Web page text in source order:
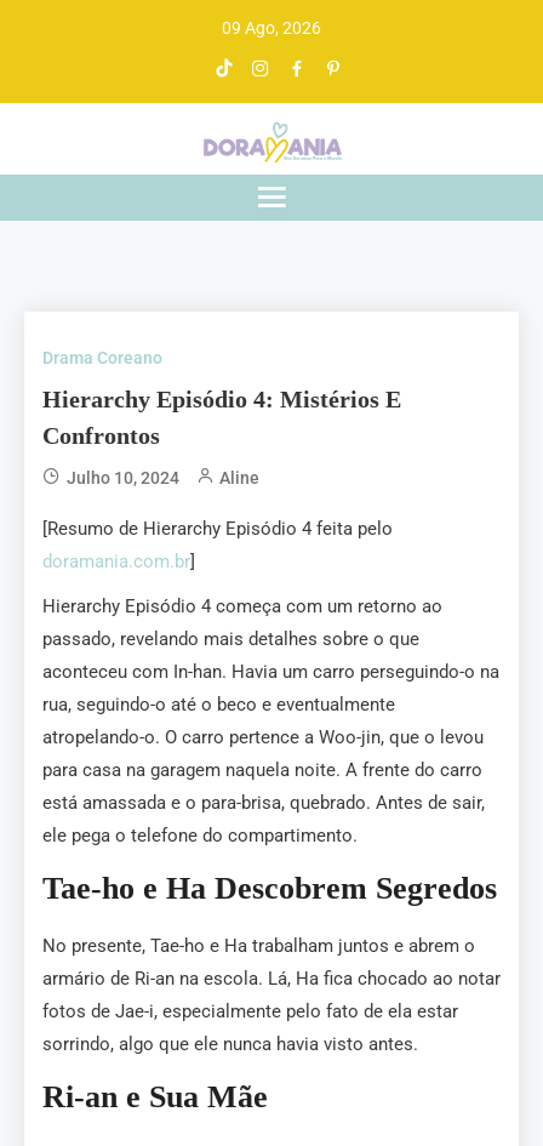
09 Ago, 2026
Doramania
De drama asiático a gente entende
Drama Coreano
Hierarchy Episódio 4: Mistérios E
Confrontos
Julho 10, 2024 Aline
[Resumo de Hierarchy Episódio 4 feita pelo
doramania.com.br]
Hierarchy Episódio 4 começa com um retorno ao
passado, revelando mais detalhes sobre o que
aconteceu com In-han. Havia um carro perseguindo-o na
rua, seguindo-o até o beco e eventualmente
atropelando-o. O carro pertence a Woo-jin, que o levou
para casa na garagem naquela noite. A frente do carro
está amassada e o para-brisa, quebrado. Antes de sair,
ele pega o telefone do compartimento.
Tae-ho e Ha Descobrem Segredos
No presente, Tae-ho e Ha trabalham juntos e abrem o
armário de Ri-an na escola. Lá, Ha fica chocado ao notar
fotos de Jae-i, especialmente pelo fato de ela estar
sorrindo, algo que ele nunca havia visto antes.
Ri-an e Sua Mãe